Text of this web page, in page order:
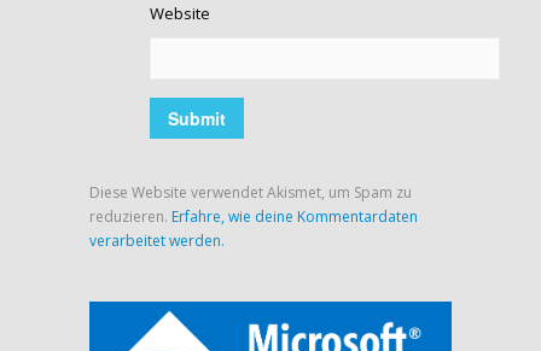
Website
Diese Website verwendet Akismet, um Spam zu
reduzieren. Erfahre, wie deine Kommentardaten
verarbeitet werden.